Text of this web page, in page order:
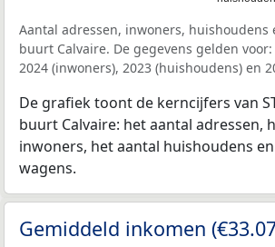
Aantal adressen, inwoners, huishoudens
buurt Calvaire. De gegevens gelden voor:
2024 (inwoners), 2023 (huishoudens) en
De grafiek toont de kerncijfers van
buurt Calvaire: het aantal adressen,
inwoners, het aantal huishoudens
wagens.
Gemiddeld inkomen